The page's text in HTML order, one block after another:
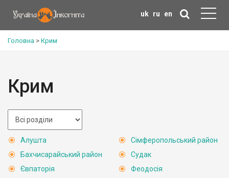
uk ru en
Головна > Крим
Крим
Алушта
Бахчисарайський район
Євпаторія
Сімферопольський район
Судак
Феодосія